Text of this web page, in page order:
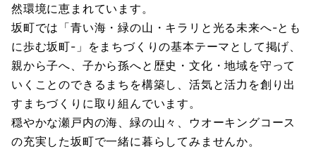
然環境に恵まれています。
坂町では「青い海・緑の山・キラリと光る未来へ-とも
に歩む坂町-」をまちづくりの基本テーマとして掲げ、
親から子へ、子から孫へと歴史・文化・地域を守って
いくことのできるまちを構築し、活気と活力を創り出
すまちづくりに取り組んでいます。
穏やかな瀬戸内の海、緑の山々、ウオーキングコース
の充実した坂町で一緒に暮らしてみませんか。